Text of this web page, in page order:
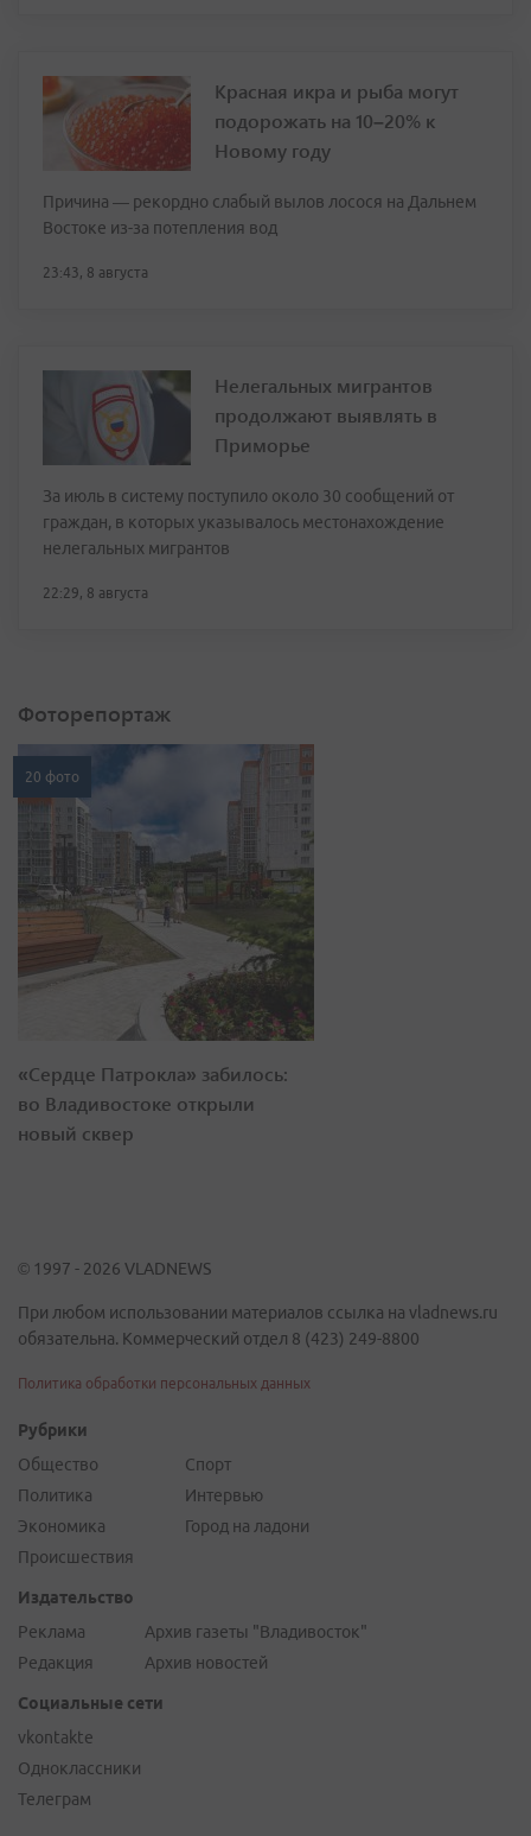
Красная икра и рыба могут
подорожать на 10–20% к
Новому году
Причина — рекордно слабый вылов лосося на Дальнем
Востоке из-за потепления вод
23:43, 8 августа
Нелегальных мигрантов
продолжают выявлять в
Приморье
За июль в систему поступило около 30 сообщений от
граждан, в которых указывалось местонахождение
нелегальных мигрантов
22:29, 8 августа
Фоторепортаж
20 фото
«Сердце Патрокла» забилось:
во Владивостоке открыли
новый сквер
© 1997 - 2026 VLADNEWS
При любом использовании материалов ссылка на vladnews.ru
обязательна. Коммерческий отдел 8 (423) 249-8800
Политика обработки персональных данных
Рубрики
Общество
Политика
Экономика
Происшествия
Спорт
Интервью
Город на ладони
Издательство
Реклама
Редакция
Архив газеты "Владивосток"
Архив новостей
Социальные сети
vkontakte
Одноклассники
Телеграм